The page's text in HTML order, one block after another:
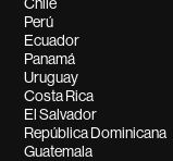
Perú
Ecuador
Panamá
Uruguay
Costa Rica
El Salvador
República Dominicana
Guatemala